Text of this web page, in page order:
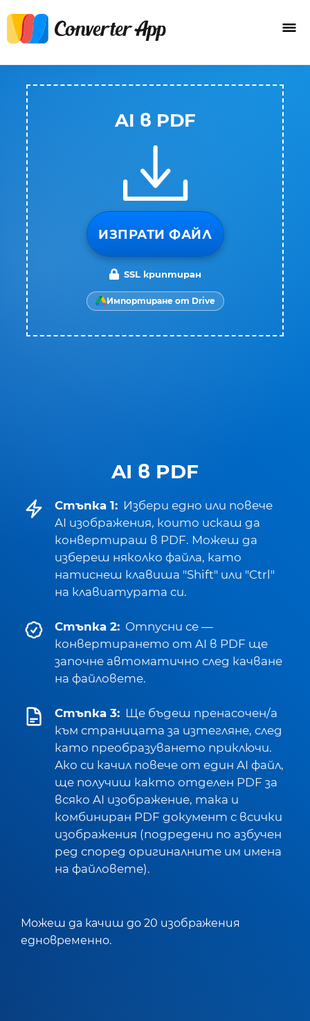
AI в PDF
Стъпка 1: Избери едно или повече
AI изображения, които искаш да
конвертираш в PDF. Можеш да
избереш няколко файла, като
натиснеш клавиша "Shift" или "Ctrl"
на клавиатурата си.
Стъпка 2: Отпусни се —
конвертирането от AI в PDF ще
започне автоматично след качване
на файловете.
Стъпка 3: Ще бъдеш пренасочен/а
към страницата за изтегляне, след
като преобразуването приключи.
Ако си качил повече от един AI файл,
ще получиш както отделен PDF за
всяко AI изображение, така и
комбиниран PDF документ с всички
изображения (подредени по азбучен
ред според оригиналните им имена
на файловете).
Можеш да качиш до 20 изображения
едновременно.
AI в PDF
ИЗПРАТИ ФАЙЛ
SSL криптиран
Импортиране от Drive